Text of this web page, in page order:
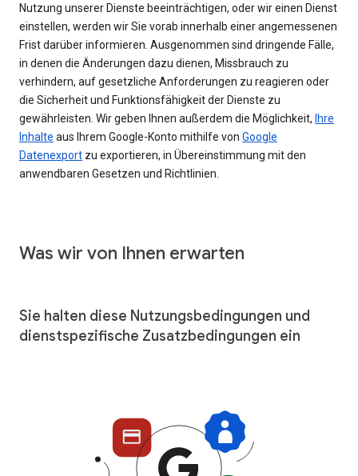
Nutzung unserer Dienste beeinträchtigen, oder wir einen Dienst
einstellen, werden wir Sie vorab innerhalb einer angemessenen
Frist darüber informieren. Ausgenommen sind dringende Fälle,
in denen die Änderungen dazu dienen, Missbrauch zu
verhindern, auf gesetzliche Anforderungen zu reagieren oder
die Sicherheit und Funktionsfähigkeit der Dienste zu
gewährleisten. Wir geben Ihnen außerdem die Möglichkeit, Ihre
Inhalte aus Ihrem Google-Konto mithilfe von Google
Datenexport zu exportieren, in Übereinstimmung mit den
anwendbaren Gesetzen und Richtlinien.
Was wir von Ihnen erwarten
Sie halten diese Nutzungsbedingungen und
dienstspezifische Zusatzbedingungen ein